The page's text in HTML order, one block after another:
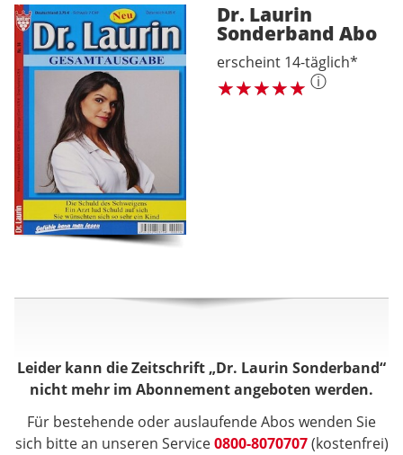
Dr. Laurin
Sonderband Abo
erscheint 14-täglich*
ⓘ
Leider kann die Zeitschrift „Dr. Laurin Sonderband“
nicht mehr im Abonnement angeboten werden.
Für bestehende oder auslaufende Abos wenden Sie
sich bitte an unseren Service0800-8070707 (kostenfrei)